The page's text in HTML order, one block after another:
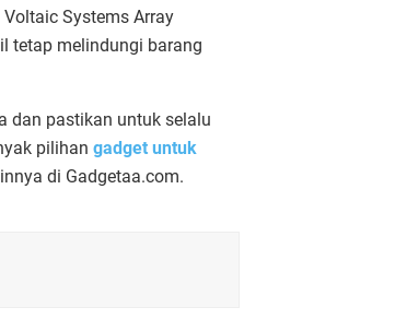
Systems Array
tetap melindungi barang
dan pastikan untuk selalu
pilihan gadget untuk
di Gadgetaa.com.